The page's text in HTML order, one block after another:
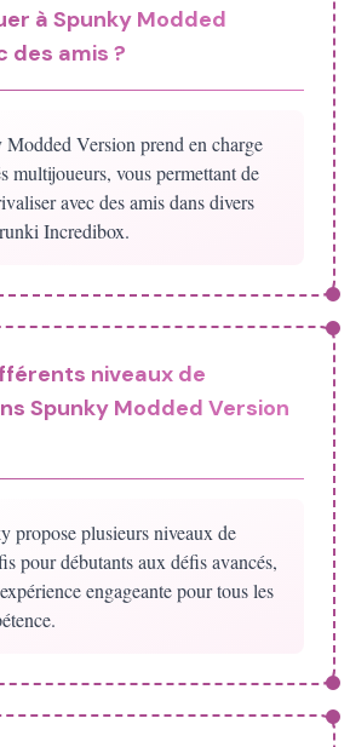
à Spunky Modded
des amis ?
Version prend en charge
multijoueurs, vous permettant de
avec des amis dans divers
Incredibox.
niveaux de
Spunky Modded Version
propose plusieurs niveaux de
pour débutants aux défis avancés,
engageante pour tous les